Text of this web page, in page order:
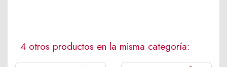
4 otros productos en la misma categoría: